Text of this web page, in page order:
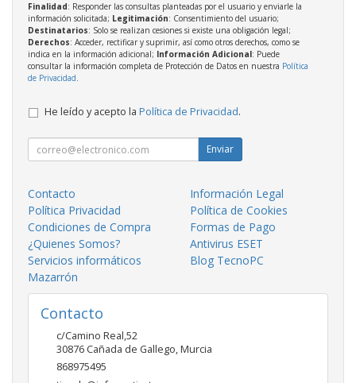
Finalidad: Responder las consultas planteadas por el usuario y enviarle la
información solicitada; Legitimación: Consentimiento del usuario;
Destinatarios: Solo se realizan cesiones si existe una obligación legal;
Derechos: Acceder, rectificar y suprimir, así como otros derechos, como se
indica en la información adicional; Información Adicional: Puede
consultar la información completa de Protección de Datos en nuestra Política
de Privacidad.
He leído y acepto la Política de Privacidad.
Enviar
Contacto
Información Legal
Política Privacidad
Política de Cookies
Condiciones de Compra
Formas de Pago
¿Quienes Somos?
Antivirus ESET
Servicios informáticos
Mazarrón
Blog TecnoPC
Contacto
c/Camino Real,52
30876 Cañada de Gallego,Murcia
868975495